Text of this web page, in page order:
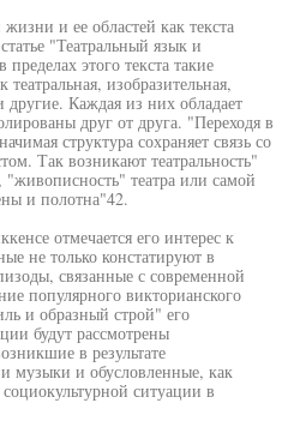
и ее областей как текста
"Театральный язык и
этого текста такие
изобразительная,
другие. Каждая из них обладает
друг от друга. "Переходя в
структура сохраняет связь со
Так возникают театральность"
театра или самой
и полотна"42.
отмечается его интерес к
не только констатируют в
связанные с современной
популярного викторианского
и образный строй" его
будут рассмотрены
в результате
музыки и обусловленные, как
ситуации в